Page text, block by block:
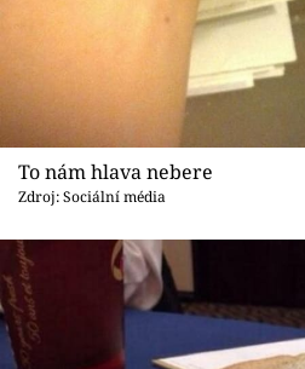
To nám hlava nebere
Zdroj: Sociální média